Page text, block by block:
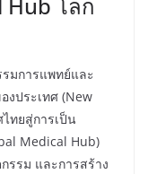
โลก
มการแพทย์และ
งประเทศ (New
ทยสู่การเป็น
Medical Hub)
รรม และการสร้าง